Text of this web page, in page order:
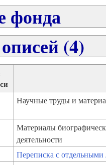
фонда
(4)
Научные труды и
Материалы
деятельности
Переписка с